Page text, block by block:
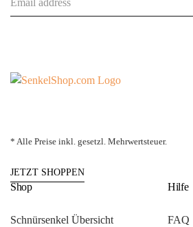
* Alle Preise inkl. gesetzl. Mehrwertsteuer.
JETZT SHOPPEN
Shop
Schnürsenkel Übersicht
Hilfe
FAQ